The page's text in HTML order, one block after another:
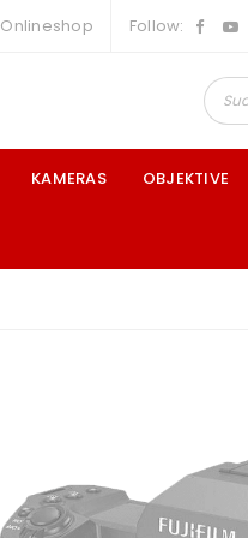
Onlineshop Follow:
KAMERAS OBJEKTIVE